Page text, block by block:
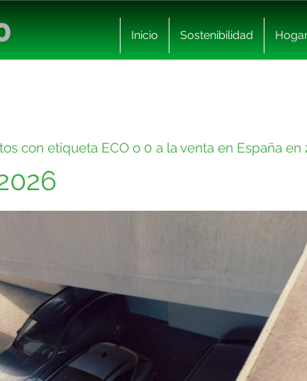
Inicio Sostenibilidad
con etiqueta ECO o 0 a la venta en España en